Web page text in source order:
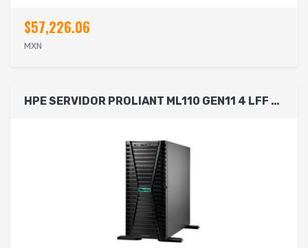
$57,226.06
MXN
HPE SERVIDOR PROLIANT ML110 GEN11 4 LFF CON UN PROCESADOR INTEL XEON BRONZE 3408U